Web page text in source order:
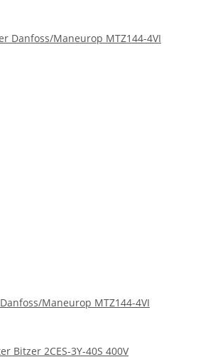
Maneurop MTZ144-4VI